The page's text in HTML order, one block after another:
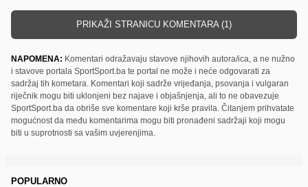
PRIKAŽI STRANICU KOMENTARA (1)
NAPOMENA: Komentari odražavaju stavove njihovih autora/ica, a ne nužno
i stavove portala SportSport.ba te portal ne može i neće odgovarati za
sadržaj tih kometara. Komentari koji sadrže vrijeđanja, psovanja i vulgaran
riječnik mogu biti uklonjeni bez najave i objašnjenja, ali to ne obavezuje
SportSport.ba da obriše sve komentare koji krše pravila. Čitanjem prihvatate
mogućnost da među komentarima mogu biti pronađeni sadržaji koji mogu
biti u suprotnosti sa vašim uvjerenjima.
POPULARNO